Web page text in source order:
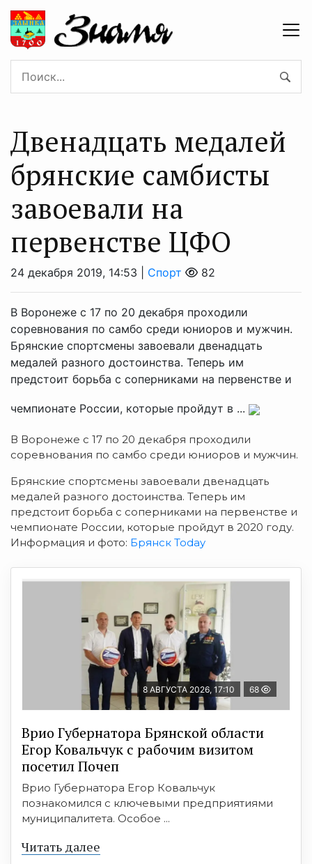
Двенадцать медалей
брянские самбисты
завоевали на
первенстве ЦФО
24 декабря 2019, 14:53 | Спорт 82
В Воронеже с 17 по 20 декабря проходили
соревнования по самбо среди юниоров и мужчин.
Брянские спортсмены завоевали двенадцать
медалей разного достоинства. Теперь им
предстоит борьба с соперниками на первенстве и
чемпионате России, которые пройдут в ...
В Воронеже с 17 по 20 декабря проходили
соревнования по самбо среди юниоров и мужчин.
Брянские спортсмены завоевали двенадцать
медалей разного достоинства. Теперь им
предстоит борьба с соперниками на первенстве и
чемпионате России, которые пройдут в 2020 году.
Информация и фото: Брянск Today
8 АВГУСТА 2026, 17:10 68
Врио Губернатора Брянской области
Егор Ковальчук с рабочим визитом
посетил Почеп
Врио Губернатора Егор Ковальчук
познакомился с ключевыми предприятиями
муниципалитета. Особое ...
Читать далее